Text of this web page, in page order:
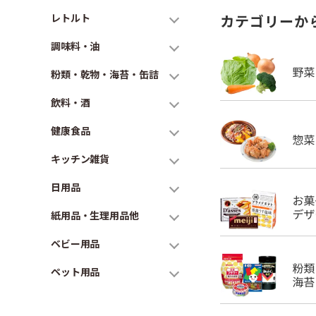
レトルト
調味料・油
粉類・乾物・海苔・缶詰
飲料・酒
健康食品
キッチン雑貨
日用品
紙用品・生理用品他
ベビー用品
ペット用品
カテゴリーか